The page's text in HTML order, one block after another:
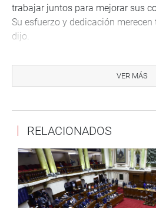
trabajar juntos para mejorar sus
Su esfuerzo y dedicación merecen
dijo.
VER MÁS
RELACIONADOS